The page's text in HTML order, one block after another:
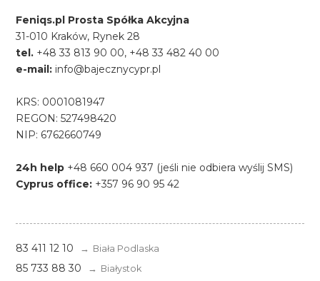
Feniqs.pl Prosta Spółka Akcyjna
31-010 Kraków, Rynek 28
tel. +48 33 813 90 00, +48 33 482 40 00
e-mail: info@bajecznycypr.pl
KRS: 0001081947
REGON: 527498420
NIP: 6762660749
24h help +48 660 004 937 (jeśli nie odbiera wyślij SMS)
Cyprus office: +357 96 90 95 42
83 411 12 10 Biała Podlaska
85 733 88 30 Białystok